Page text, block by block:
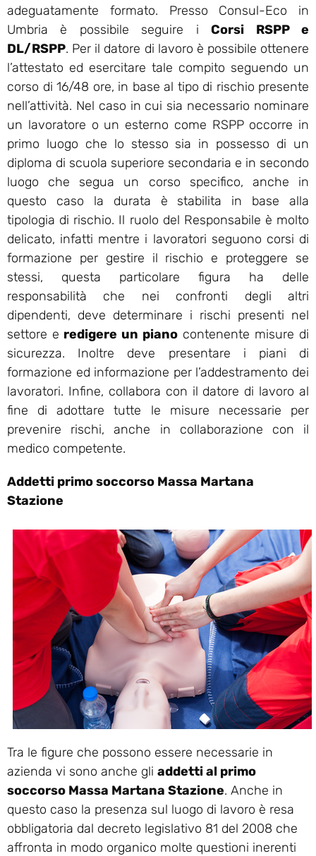
adeguatamente formato. Presso Consul-Eco in
Umbria è possibile seguire iCorsi RSPP e
DL/RSPP. Per il datore di lavoro è possibile ottenere
l’attestato ed esercitare tale compito seguendo un
corso di 16/48 ore, in base al tipo di rischio presente
nell’attività. Nel caso in cui sia necessario nominare
un lavoratore o un esterno come RSPP occorre in
primo luogo che lo stesso sia in possesso di un
diploma di scuola superiore secondaria e in secondo
luogo che segua un corso specifico, anche in
questo caso la durata è stabilita in base alla
tipologia di rischio. Il ruolo del Responsabile è molto
delicato, infatti mentre i lavoratori seguono corsi di
formazione per gestire il rischio e proteggere se
stessi, questa particolare figura ha delle
responsabilità che nei confronti degli altri
dipendenti, deve determinare i rischi presenti nel
settore e redigere un piano contenente misure di
sicurezza. Inoltre deve presentare i piani di
formazione ed informazione per l’addestramento dei
lavoratori. Infine, collabora con il datore di lavoro al
fine di adottare tutte le misure necessarie per
prevenire rischi, anche in collaborazione con il
medico competente.
Addetti primo soccorso Massa Martana
Stazione
Tra le figure che possono essere necessarie in
azienda vi sono anche gli addetti al primo
soccorso Massa Martana Stazione. Anche in
questo caso la presenza sul luogo di lavoro è resa
obbligatoria dal decreto legislativo 81 del 2008 che
affronta in modo organico molte questioni inerenti